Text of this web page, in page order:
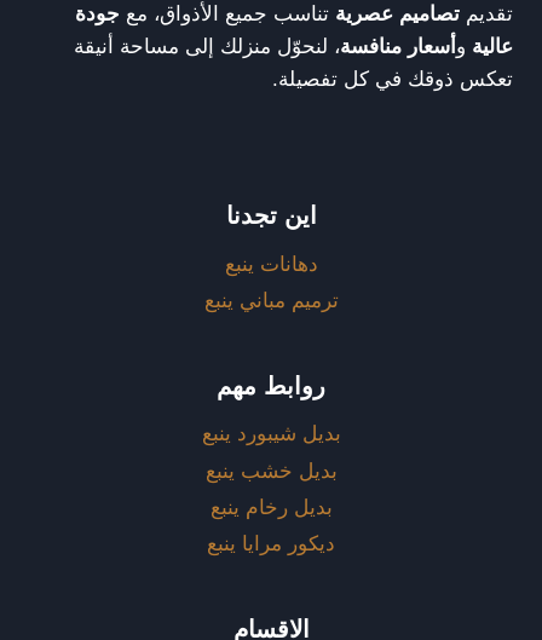
تقديم تصاميم عصرية تناسب جميع الأذواق، مع جودة
عالية و أسعار منافسة، لنحوّل منزلك إلى مساحة أنيقة
تعكس ذوقك في كل تفصيلة.
اين تجدنا
دهانات ينبع
ترميم مباني ينبع
روابط مهم
بديل شيبورد ينبع
بديل خشب ينبع
بديل رخام ينبع
ديكور مرايا ينبع
الاقسام